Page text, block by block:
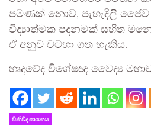
පමණක් නොව, පැහැදිලි ජෛව
විද්‍යාත්මක පදනමක් සහිත
ඒ අනුව වටහා ගත හැකිය.
හෘදවේද විශේෂඥ වෛද්‍ය
විනිවිද සායනය